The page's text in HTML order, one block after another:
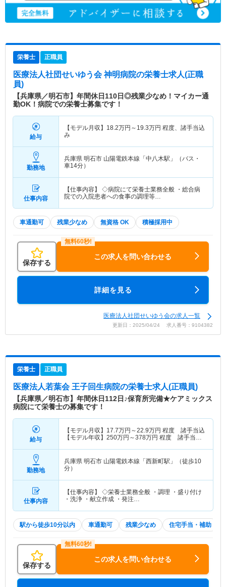
栄養士 正職員
医療法人社団せいゆう会 神明病院の栄養士求人(正職
員)
【兵庫県／明石市】年間休日110日◎残業少なめ！マイカー通
勤OK！病院での栄養士募集です！
給与
【モデル月収】 18.2万円～ 19.3万円 程度、諸手当込
み
勤務地
兵庫県 明石市 山陽電鉄本線「中八木駅」（バス・
車14分）
仕事内容
【仕事内容】 ◇病院にて栄養士業務全般 ・総合病
院での入院患者への食事の調理等…
車通勤可 残業少なめ 無資格 OK 積極採用中
保存する
この求人を問い合わせる
詳細を見る
医療法人社団せいゆう会の求人一覧
更新日：2025/04/24 求人番号：9104382
栄養士 正職員
医療法人若葉会 王子回生病院の栄養士求人(正職員)
【兵庫県／明石市】年間休日112日♪保育所完備★ケアミックス
病院にて栄養士の募集です！
給与
【モデル月収】 17.7万円～22.9万円 程度 諸手当込
【モデル年収】 250万円～378万円 程度 諸手当・
勤務地
兵庫県 明石市 山陽電鉄本線「西新町駅」（徒歩10
分）
仕事内容
【仕事内容】 ◇栄養士業務全般 ・調理 ・盛り付け
・洗浄 ・献立作成 ・発注…
駅から徒歩10分以内 車通勤可 残業少なめ 住宅手当・補助
保存する
この求人を問い合わせる